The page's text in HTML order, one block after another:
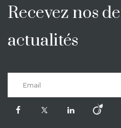
Recevez nos
actualités